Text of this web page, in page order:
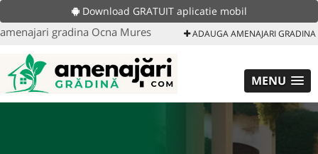
Download GRATUIT aplicatie mobil
amenajari gradina Ocna Mures ADAUGA AMENAJARI GRADINA
MENU